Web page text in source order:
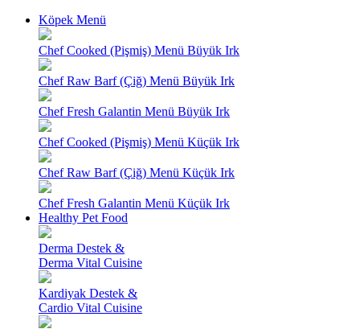
Köpek Menü
Chef Cooked (Pişmiş) Menü Büyük Irk
Chef Raw Barf (Çiğ) Menü Büyük Irk
Chef Fresh Galantin Menü Büyük Irk
Chef Cooked (Pişmiş) Menü Küçük Irk
Chef Raw Barf (Çiğ) Menü Küçük Irk
Chef Fresh Galantin Menü Küçük Irk
Healthy Pet Food
Derma Destek &
Derma Vital Cuisine
Kardiyak Destek &
Cardio Vital Cuisine